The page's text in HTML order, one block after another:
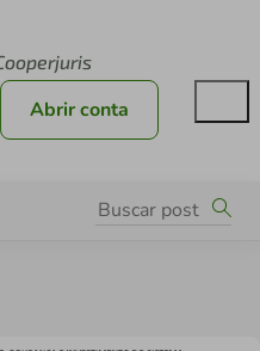
Abrir conta